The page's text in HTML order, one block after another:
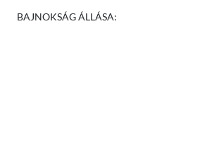
BAJNOKSÁG ÁLLÁSA: